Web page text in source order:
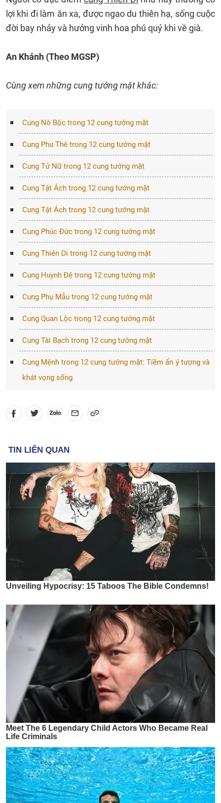
lợi khi đi làm ăn xa, được ngao du thiên hạ, sống cuộc
đời bay nhảy và hưởng vinh hoa phú quý khi về già.
An Khánh (Theo MGSP)
Cùng xem những cung tướng mặt khác:
Cung Nô Bộc trong 12 cung tướng mặt
Cung Phu Thê trong 12 cung tướng mặt
Cung Tử Nữ trong 12 cung tướng mặt
Cung Tật Ách trong 12 cung tướng mặt
Cung Tật Ách trong 12 cung tướng mặt
Cung Phúc Đức trong 12 cung tướng mặt
Cung Thiên Di trong 12 cung tướng mặt
Cung Huynh Đệ trong 12 cung tướng mặt
Cung Phụ Mẫu trong 12 cung tướng mặt
Cung Quan Lộc trong 12 cung tướng mặt
Cung Tài Bạch trong 12 cung tướng mặt
Cung Mệnh trong 12 cung tướng mặt: Tiềm ẩn ý tượng và
khát vọng sống